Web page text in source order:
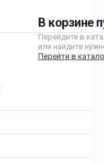
В корзине
Перейдите в
или найдите
Перейти в